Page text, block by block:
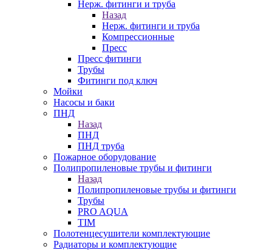
Нерж. фитинги и труба
Назад
Нерж. фитинги и труба
Компрессионные
Пресс
Пресс фитинги
Трубы
Фитинги под ключ
Мойки
Насосы и баки
ПНД
Назад
ПНД
ПНД труба
Пожарное оборудование
Полипропиленовые трубы и фитинги
Назад
Полипропиленовые трубы и фитинги
Трубы
PRO AQUA
TIM
Полотенцесушители комплектующие
Радиаторы и комплектующие